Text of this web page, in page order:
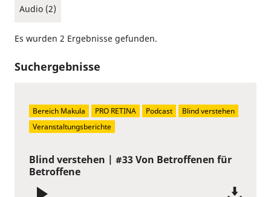
Audio (2)
Es wurden 2 Ergebnisse gefunden.
Suchergebnisse
Blind verstehen | #33 Von Betroffenen für
Betroffene
Bereich Makula PRO RETINA Podcast
Blind verstehen
Veranstaltungsberichte